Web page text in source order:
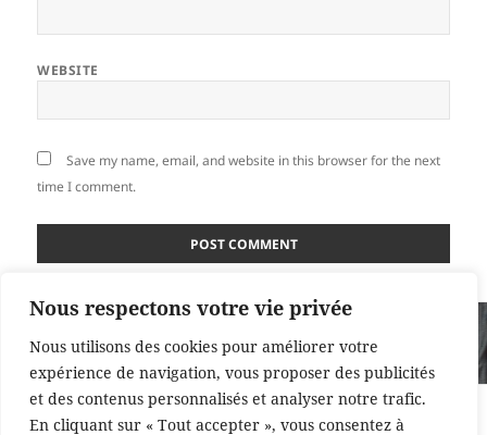
Nous respectons votre vie privée
Nous utilisons des cookies pour améliorer votre
expérience de navigation, vous proposer des publicités
et des contenus personnalisés et analyser notre trafic.
En cliquant sur « Tout accepter », vous consentez à
WEBSITE
Save my name, email, and website in this browser for the next
time I comment.
Post
navigation
Laine du Rincón de Angel
Proudly powered by WordPress